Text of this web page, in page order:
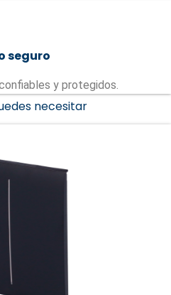
seguro
y protegidos.
necesitar